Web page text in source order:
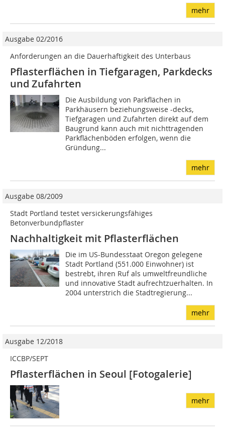
mehr
Ausgabe 02/2016
Anforderungen an die Dauerhaftigkeit des Unterbaus
Pflasterflächen in Tiefgaragen, Parkdecks
und Zufahrten
Die Ausbildung von Parkflächen in
Parkhäusern beziehungsweise -decks,
Tiefgaragen und Zufahrten direkt auf dem
Baugrund kann auch mit nichttragenden
Parkflächenböden erfolgen, wenn die
Gründung...
mehr
Ausgabe 08/2009
Stadt Portland testet versickerungsfähiges
Betonverbundpflaster
Nachhaltigkeit mit Pflasterflächen
Die im US-Bundesstaat Oregon gelegene
Stadt Portland (551.000 Einwohner) ist
bestrebt, ihren Ruf als umweltfreundliche
und innovative Stadt aufrechtzuerhalten. In
2004 unterstrich die Stadtregierung...
mehr
Ausgabe 12/2018
ICCBP/SEPT
Pflasterflächen in Seoul [Fotogalerie]
mehr